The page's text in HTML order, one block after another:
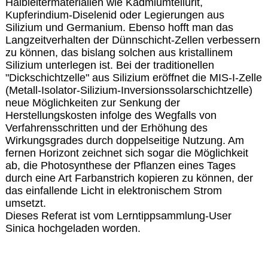
Kupferindium-Diselenid oder Legierungen aus
Silizium und Germanium. Ebenso hofft man das
Langzeitverhalten der Dünnschicht-Zellen verbessern
zu können, das bislang solchen aus kristallinem
Silizium unterlegen ist. Bei der traditionellen
"Dickschichtzelle" aus Silizium eröffnet die MIS-I-Zelle
(Metall-Isolator-Silizium-Inversionssolarschichtzelle)
neue Möglichkeiten zur Senkung der
Herstellungskosten infolge des Wegfalls von
Verfahrensschritten und der Erhöhung des
Wirkungsgrades durch doppelseitige Nutzung. Am
fernen Horizont zeichnet sich sogar die Möglichkeit
ab, die Photosynthese der Pflanzen eines Tages
durch eine Art Farbanstrich kopieren zu können, der
das einfallende Licht in elektronischem Strom
umsetzt.
Dieses Referat ist vom Lerntippsammlung-User
Sinica hochgeladen worden.